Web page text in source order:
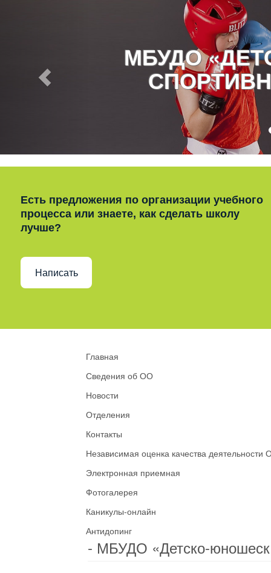
МБУДО
Есть предложения по организации учебного
процесса или знаете, как сделать школу
лучше?
Написать
Главная
Сведения об ОО
Новости
Отделения
Контакты
Независимая оценка качества деятельности
Электронная приемная
Фотогалерея
Каникулы-онлайн
Антидопинг
- МБУДО «Детско-